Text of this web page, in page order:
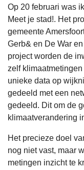
Op 20 februari was
Meet je stad!. Het
gemeente
Gerb& en De War
project worden de
zelf
unieke data op
gedeeld met een
gedeeld. Dit om de
klimaatverandering
Het precieze doel
nog niet vast, maar
metingen inzicht te